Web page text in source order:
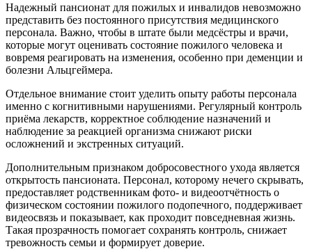
Надежный пансионат для пожилых и инвалидов невозможно
представить без постоянного присутствия медицинского
персонала. Важно, чтобы в штате были медсёстры и врачи,
которые могут оценивать состояние пожилого человека и
вовремя реагировать на изменения, особенно при деменции и
болезни Альцгеймера.
Отдельное внимание стоит уделить опыту работы персонала
именно с когнитивными нарушениями. Регулярный контроль
приёма лекарств, корректное соблюдение назначений и
наблюдение за реакцией организма снижают риски
осложнений и экстренных ситуаций.
Дополнительным признаком добросовестного ухода является
открытость пансионата. Персонал, которому нечего скрывать,
предоставляет родственникам фото- и видеоотчётность о
физическом состоянии пожилого подопечного, поддерживает
видеосвязь и показывает, как проходит повседневная жизнь.
Такая прозрачность помогает сохранять контроль, снижает
тревожность семьи и формирует доверие.